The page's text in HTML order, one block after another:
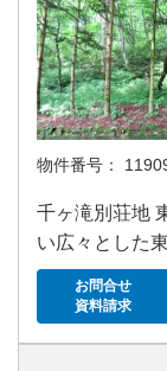
物件番号：
千ヶ滝別荘地
い広々とした
お問合せ
資料請求